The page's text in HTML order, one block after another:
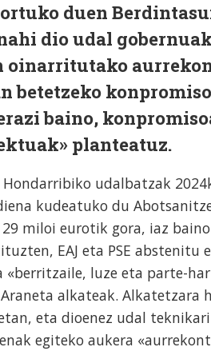
duen
dio udal
betetzeko
baino,
planteatuz.
udalbatzak
kudeatuko du
miloi eurotik gora, iaz baino
EAJ eta PSE abstenitu
luze eta parte-
alkateak. Alkatetzara
eta dioenez udal
egiteko aukera